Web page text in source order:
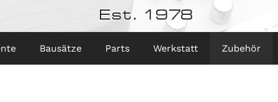
Est. 1978
Bausätze Parts Werkstatt Zubehör